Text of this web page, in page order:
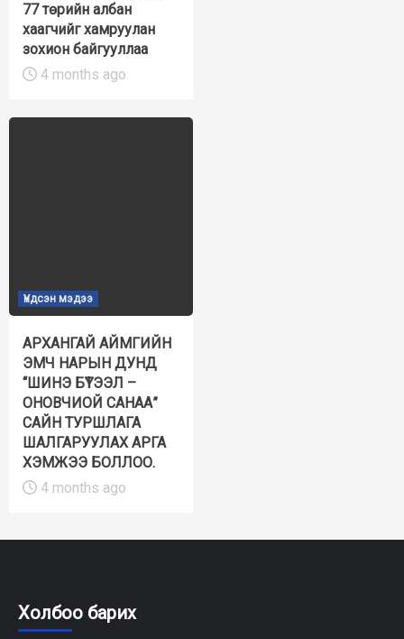
77 төрийн албан
хаагчийг хамруулан
зохион байгууллаа
4 months ago
Үндсэн мэдээ
АРХАНГАЙ АЙМГИЙН
ЭМЧ НАРЫН ДУНД
“ШИНЭ БҮТЭЭЛ –
ОНОВЧИОЙ САНАА”
САЙН ТУРШЛАГА
ШАЛГАРУУЛАХ АРГА
ХЭМЖЭЭ БОЛЛОО.
4 months ago
Холбоо барих